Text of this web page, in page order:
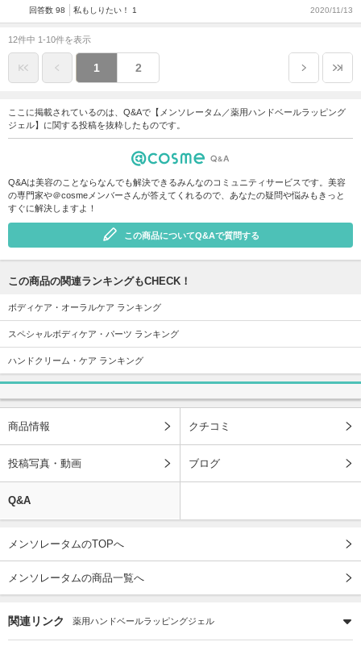
回答数 98 私もしりたい！ 1 2020/11/13
12件中 1-10件を表示
1 2
ここに掲載されているのは、Q&Aで【メンソレータム／薬用ハンドベールラッピング
ジェル】に関する投稿を抜粋したものです。
Q&Aは美容のことならなんでも解決できるみんなのコミュニティサービスです。美容
の専門家や＠cosmeメンバーさんが答えてくれるので、あなたの疑問や悩みもきっと
すぐに解決しますよ！
この商品についてQ&Aで質問する
この商品の関連ランキングもCHECK！
ボディケア・オーラルケア ランキング
スペシャルボディケア・パーツ ランキング
ハンドクリーム・ケア ランキング
商品情報 クチコミ
投稿写真・動画 ブログ
Q&A
メンソレータムのTOPへ
メンソレータムの商品一覧へ
関連リンク 薬用ハンドベールラッピングジェル